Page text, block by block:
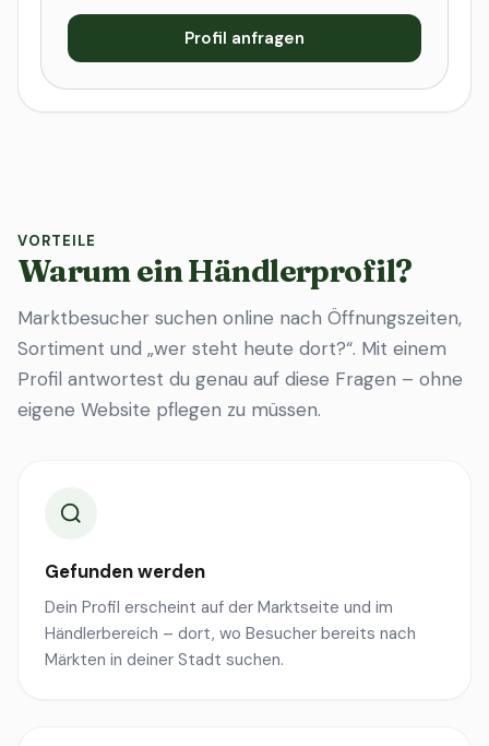
Profil anfragen
VORTEILE
Warum ein Händlerprofil?
Marktbesucher suchen online nach Öffnungszeiten,
Sortiment und „wer steht heute dort?“. Mit einem
Profil antwortest du genau auf diese Fragen – ohne
eigene Website pflegen zu müssen.
Gefunden werden
Dein Profil erscheint auf der Marktseite und im
Händlerbereich – dort, wo Besucher bereits nach
Märkten in deiner Stadt suchen.